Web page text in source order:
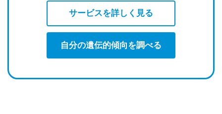
サービスを詳しく見る
自分の遺伝的傾向を調べる